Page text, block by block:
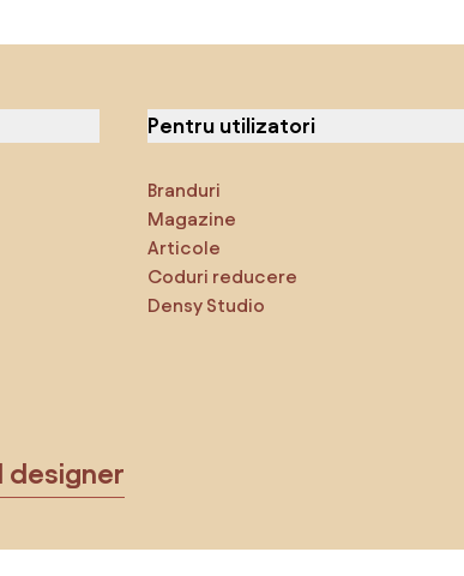
Pentru utilizatori
Branduri
Magazine
Articole
Coduri reducere
Densy Studio
designer